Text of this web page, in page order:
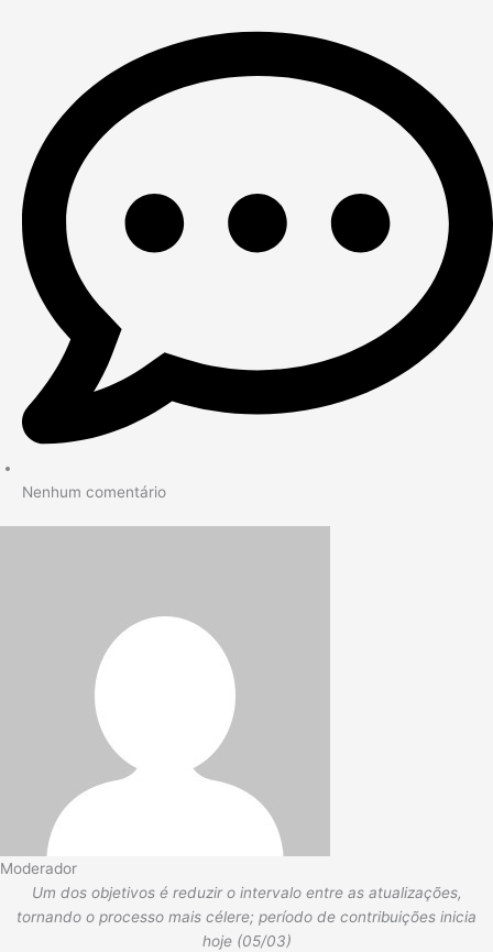
Nenhum comentário
Moderador
Um dos objetivos é reduzir o intervalo entre as atualizações,
tornando o processo mais célere; período de contribuições inicia
hoje (05/03)